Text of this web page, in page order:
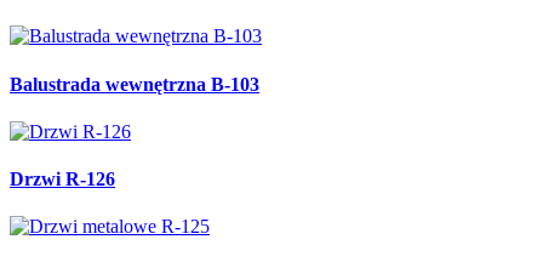
Balustrada wewnętrzna B-103
Drzwi R-126